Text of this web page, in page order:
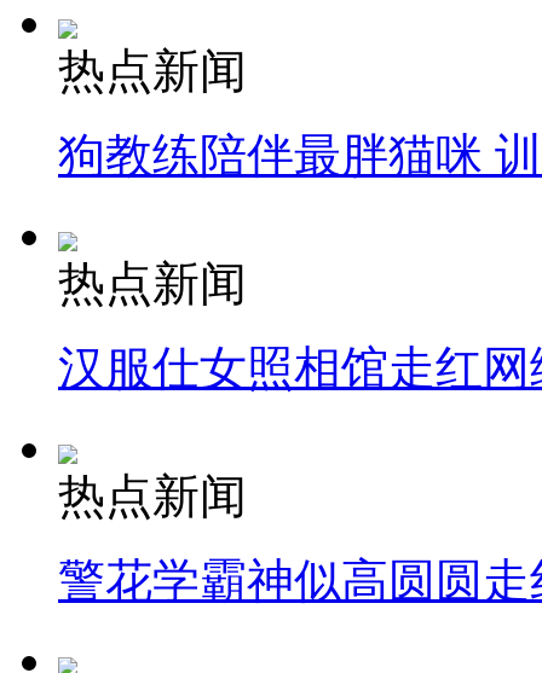
热点新闻
狗教练陪伴最胖猫咪
热点新闻
汉服仕女照相馆走红网
热点新闻
警花学霸神似高圆圆走